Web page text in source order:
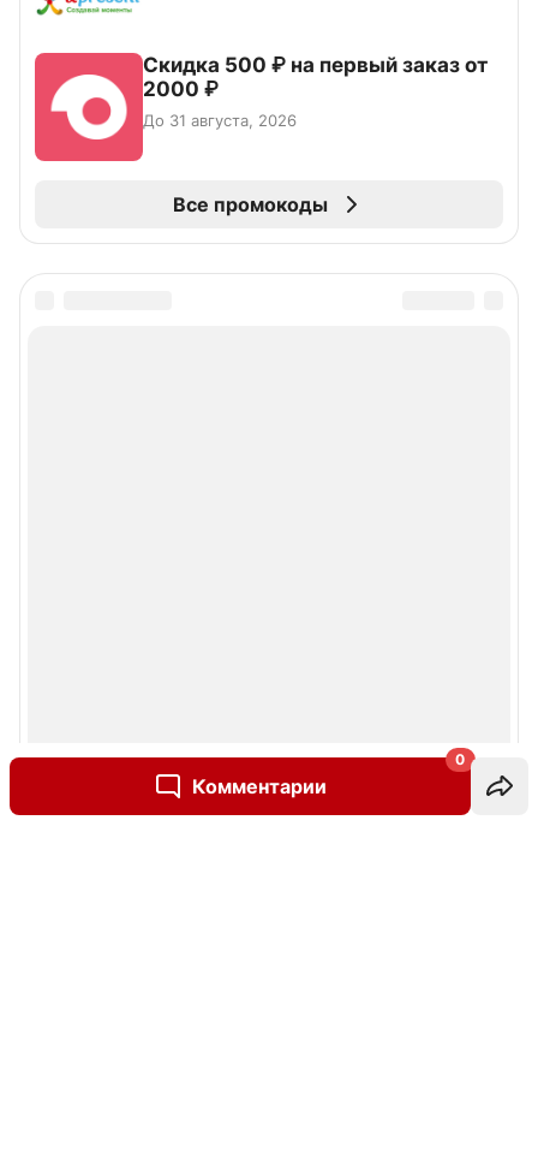
Комментарии
0
Скидка 500 ₽ на первый заказ от
2000 ₽
До 31 августа, 2026
Все промокоды